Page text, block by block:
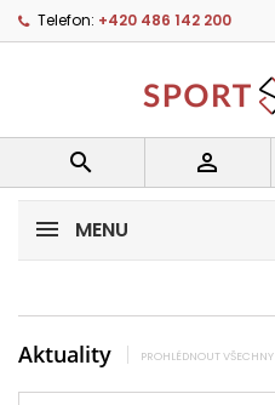
Telefon: +420 486 142 200
 
MENU
Aktuality PROHLÉDNOUT VŠECHNY